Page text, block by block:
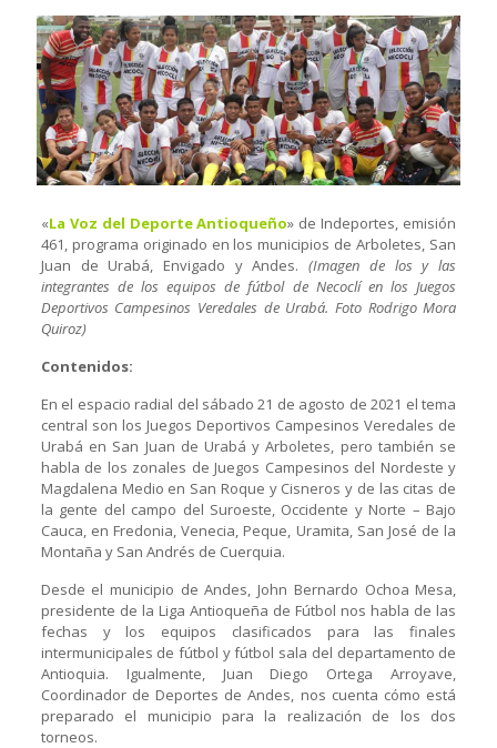
«La Voz del Deporte Antioqueño» de Indeportes, emisión
461, programa originado en los municipios de Arboletes, San
Juan de Urabá, Envigado y Andes.(Imagen de los y las
integrantes de los equipos de fútbol de Necoclí en los Juegos
Deportivos Campesinos Veredales de Urabá. Foto Rodrigo Mora
Quiroz)
Contenidos:
En el espacio radial del sábado 21 de agosto de 2021 el tema
central son los Juegos Deportivos Campesinos Veredales de
Urabá en San Juan de Urabá y Arboletes, pero también se
habla de los zonales de Juegos Campesinos del Nordeste y
Magdalena Medio en San Roque y Cisneros y de las citas de
la gente del campo del Suroeste, Occidente y Norte – Bajo
Cauca, en Fredonia, Venecia, Peque, Uramita, San José de la
Montaña y San Andrés de Cuerquia.
Desde el municipio de Andes, John Bernardo Ochoa Mesa,
presidente de la Liga Antioqueña de Fútbol nos habla de las
fechas y los equipos clasificados para las finales
intermunicipales de fútbol y fútbol sala del departamento de
Antioquia. Igualmente, Juan Diego Ortega Arroyave,
Coordinador de Deportes de Andes, nos cuenta cómo está
preparado el municipio para la realización de los dos
torneos.